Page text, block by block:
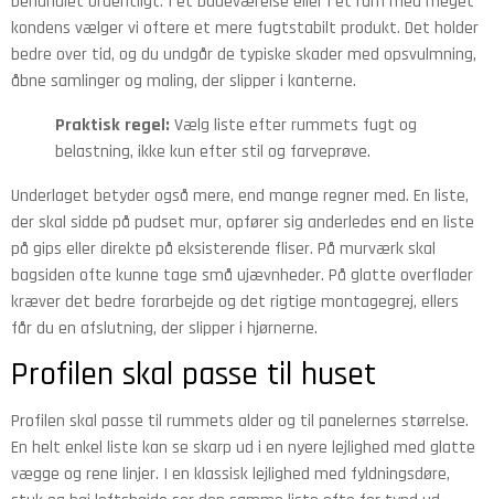
kondens vælger vi oftere et mere fugtstabilt produkt. Det holder
bedre over tid, og du undgår de typiske skader med opsvulmning,
åbne samlinger og maling, der slipper i kanterne.
Praktisk regel: Vælg liste efter rummets fugt og
belastning, ikke kun efter stil og farveprøve.
Underlaget betyder også mere, end mange regner med. En liste,
der skal sidde på pudset mur, opfører sig anderledes end en liste
på gips eller direkte på eksisterende fliser. På murværk skal
bagsiden ofte kunne tage små ujævnheder. På glatte overflader
kræver det bedre forarbejde og det rigtige montagegrej, ellers
får du en afslutning, der slipper i hjørnerne.
Profilen skal passe til huset
Profilen skal passe til rummets alder og til panelernes størrelse.
En helt enkel liste kan se skarp ud i en nyere lejlighed med glatte
vægge og rene linjer. I en klassisk lejlighed med fyldningsdøre,